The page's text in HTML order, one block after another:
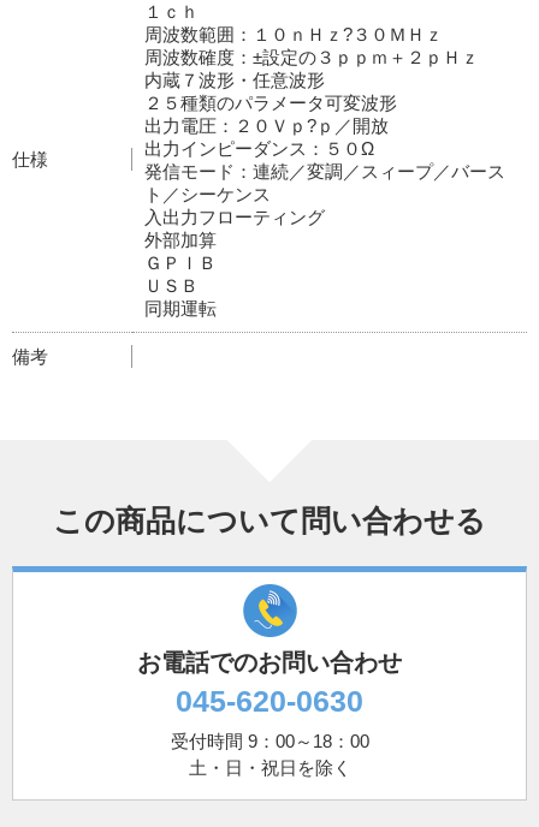
仕様
１ｃｈ
周波数範囲：１０ｎＨｚ?３０ＭＨｚ
周波数確度：±設定の３ｐｐｍ＋２ｐＨｚ
内蔵７波形・任意波形
２５種類のパラメータ可変波形
出力電圧：２０Ｖｐ?ｐ／開放
出力インピーダンス：５０Ω
発信モード：連続／変調／スィープ／バース
ト／シーケンス
入出力フローティング
外部加算
ＧＰＩＢ
ＵＳＢ
同期運転
備考
この商品について問い合わせる
お電話でのお問い合わせ
045-620-0630
受付時間 9：00～18：00
土・日・祝日を除く